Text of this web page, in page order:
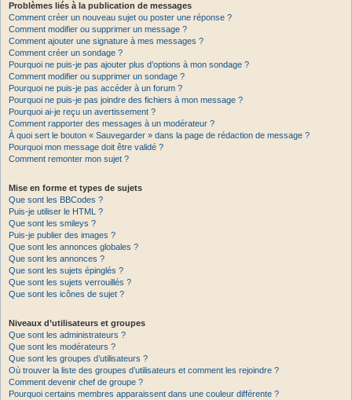
Problèmes liés à la publication de messages
Comment créer un nouveau sujet ou poster une réponse ?
Comment modifier ou supprimer un message ?
Comment ajouter une signature à mes messages ?
Comment créer un sondage ?
Pourquoi ne puis-je pas ajouter plus d’options à mon sondage ?
Comment modifier ou supprimer un sondage ?
Pourquoi ne puis-je pas accéder à un forum ?
Pourquoi ne puis-je pas joindre des fichiers à mon message ?
Pourquoi ai-je reçu un avertissement ?
Comment rapporter des messages à un modérateur ?
À quoi sert le bouton « Sauvegarder » dans la page de rédaction de message ?
Pourquoi mon message doit être validé ?
Comment remonter mon sujet ?
Mise en forme et types de sujets
Que sont les BBCodes ?
Puis-je utiliser le HTML ?
Que sont les smileys ?
Puis-je publier des images ?
Que sont les annonces globales ?
Que sont les annonces ?
Que sont les sujets épinglés ?
Que sont les sujets verrouillés ?
Que sont les icônes de sujet ?
Niveaux d’utilisateurs et groupes
Que sont les administrateurs ?
Que sont les modérateurs ?
Que sont les groupes d’utilisateurs ?
Où trouver la liste des groupes d’utilisateurs et comment les rejoindre ?
Comment devenir chef de groupe ?
Pourquoi certains membres apparaissent dans une couleur différente ?